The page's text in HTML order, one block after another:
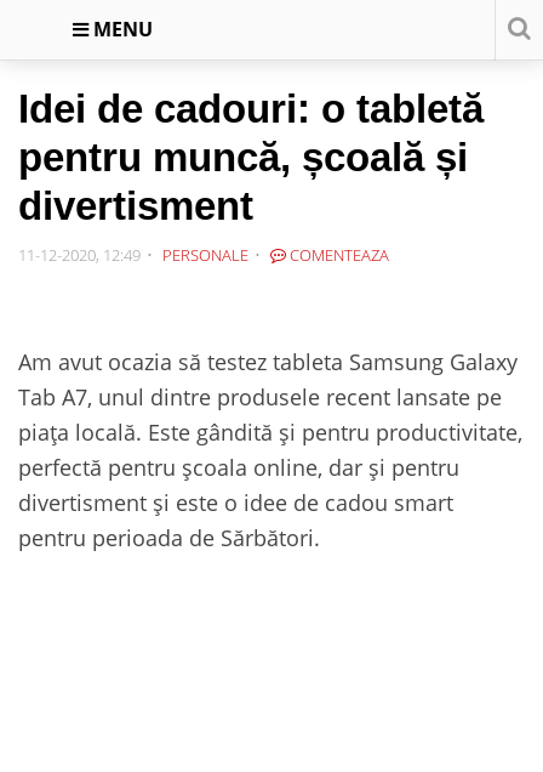
MENU
Idei de cadouri: o tabletă
pentru muncă, școală și
divertisment
11-12-2020, 12:49 PERSONALE COMENTEAZA
Am avut ocazia să testez tableta Samsung Galaxy
Tab A7, unul dintre produsele recent lansate pe
piața locală. Este gândită și pentru productivitate,
perfectă pentru școala online, dar și pentru
divertisment și este o idee de cadou smart
pentru perioada de Sărbători.